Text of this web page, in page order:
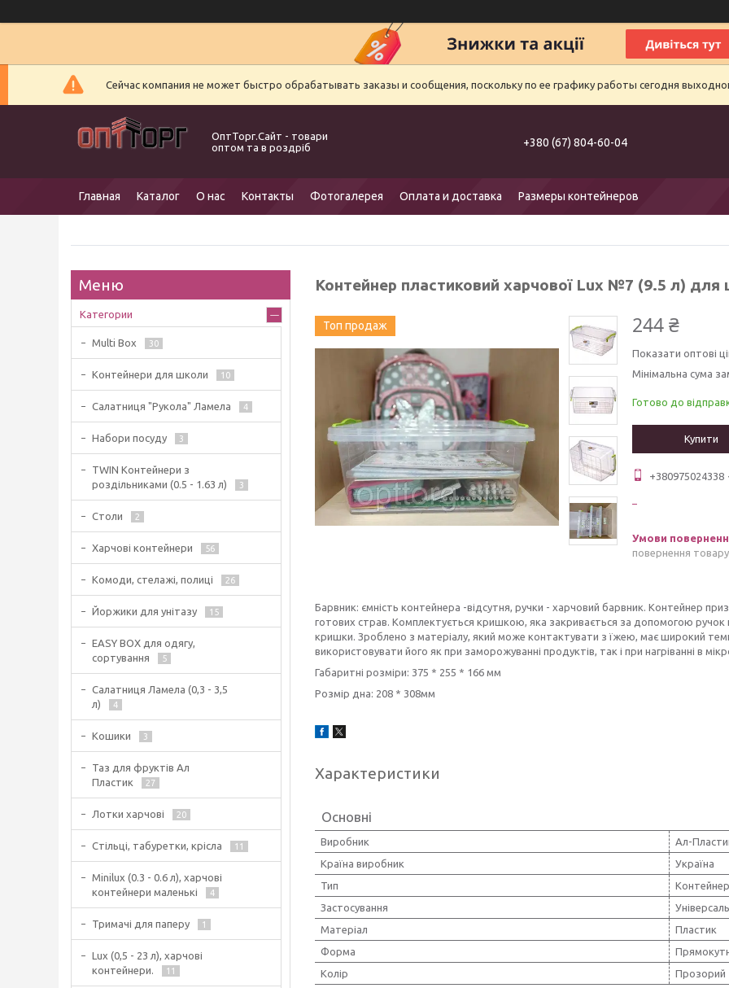
Сейчас компания не может быстро обрабатывать заказы и сообщения, поскольку по ее графику работы сегодня
ОптТорг.Сайт - товари
оптом та в роздріб
+380 (67) 804-60-04
Главная Каталог О нас Контакты Фотогалерея Оплата и доставка Размеры контейнеров
Контейнер пластиковий харчової Lux №7 (9.5 л)
Топ продаж 244 ₴
Показати оптові
Мінімальна сума
Готово до
Купити
+380975024338
повернення
Барвник: ємність контейнера -відсутня, ручки - харчовий барвник. Контейнер
готових страв. Комплектується кришкою, яка закривається за допомогою
кришки. Зроблено з матеріалу, який може контактувати з їжею, має широкий
використовувати його як при заморожуванні продуктів, так і при нагріванні в
Габаритні розміри: 375 * 255 * 166 мм
Розмір дна: 208 * 308мм
Характеристики
Основні
Виробник
Ал-
Країна виробник
Україна
Тип
Застосування
Матеріал
Пластик
Форма
Колір
Прозорий
Категории
Multi Box 30
Контейнери для школи 10
Салатниця "Рукола" Ламела 4
Набори посуду 3
TWIN Контейнери з
роздільниками (0.5 - 1.63 л)
3
Столи 2
Харчові контейнери 56
Комоди, стелажі, полиці 26
Йоржики для унітазу 15
EASY BOX для одягу,
сортування
5
Салатниця Ламела (0,3 - 3,5
л)
4
Кошики 3
Таз для фруктів Ал
Пластик
27
Лотки харчові 20
Стільці, табуретки, крісла 11
Minilux (0.3 - 0.6 л), харчові
контейнери маленькі
4
Тримачі для паперу 1
Lux (0,5 - 23 л), харчові
контейнери.
11